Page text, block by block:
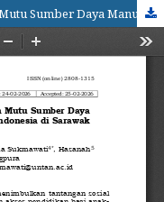
Joyful Learning: Upaya Peningkatan Mutu Sumber Daya Manusia bagi Anak Pekerja Migran Indonesia di Sarawak Malaysia